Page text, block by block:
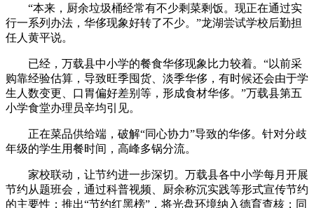
“本来，厨余垃圾桶经常有不少剩菜剩饭。现正在通过实
行一系列办法，华侈现象好转了不少。”龙湖尝试学校后勤担
任人黄平说。
已经，万载县中小学的餐食华侈现象比力较着。“以前采
购靠经验估算，导致旺季囤货、淡季华侈，有时候还会由于学
生人数变更、口胃偏好差别等，形成食材华侈。”万载县第五
小学食堂办理员辛均引见。
正在菜品供给端，破解“同心协力”导致的华侈。针对分歧
年级的学生用餐时间，高峰多锅分流。
家校联动，让节约进一步深切。万载县各中小学每月开展
节约从题班会，通过科普视频、厨余称沉实践等形式宣传节约
的主要性；推出“节约红黑榜”，将光盘环境纳入德育查核；同